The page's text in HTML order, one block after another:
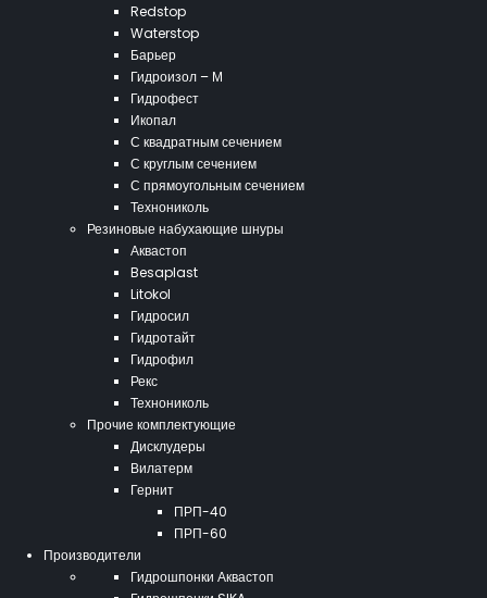
Redstop
Waterstop
Барьер
Гидроизол – М
Гидрофест
Икопал
С квадратным сечением
С круглым сечением
С прямоугольным сечением
Технониколь
Резиновые набухающие шнуры
Аквастоп
Besaplast
Litokol
Гидросил
Гидротайт
Гидрофил
Рекс
Технониколь
Прочие комплектующие
Дисклудеры
Вилатерм
Гернит
ПРП-40
ПРП-60
Производители
Гидрошпонки Аквастоп